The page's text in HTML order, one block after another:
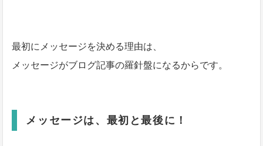
最初にメッセージを決める理由は、
メッセージがブログ記事の羅針盤になるからです。
メッセージは、最初と最後に！